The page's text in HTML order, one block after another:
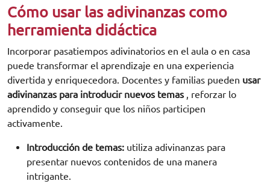
Cómo usar las adivinanzas como
herramienta didáctica
Incorporar pasatiempos adivinatorios en el aula o en casa
puede transformar el aprendizaje en una experiencia
divertida y enriquecedora. Docentes y familias pueden usar
adivinanzas para introducir nuevos temas , reforzar lo
aprendido y conseguir que los niños participen
activamente.
Introducción de temas: utiliza adivinanzas para
presentar nuevos contenidos de una manera
intrigante.